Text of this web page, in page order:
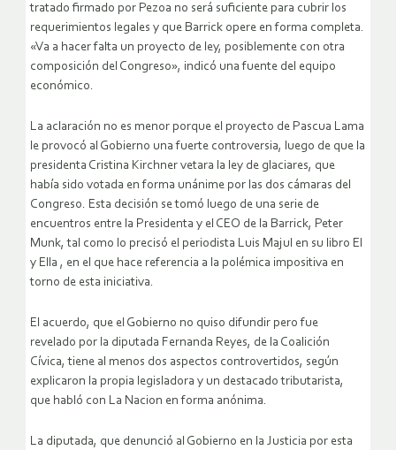
tratado firmado por Pezoa no será suficiente para cubrir los
requerimientos legales y que Barrick opere en forma completa.
«Va a hacer falta un proyecto de ley, posiblemente con otra
composición del Congreso», indicó una fuente del equipo
económico.
La aclaración no es menor porque el proyecto de Pascua Lama
le provocó al Gobierno una fuerte controversia, luego de que la
presidenta Cristina Kirchner vetara la ley de glaciares, que
había sido votada en forma unánime por las dos cámaras del
Congreso. Esta decisión se tomó luego de una serie de
encuentros entre la Presidenta y el CEO de la Barrick, Peter
Munk, tal como lo precisó el periodista Luis Majul en su libro El
y Ella , en el que hace referencia a la polémica impositiva en
torno de esta iniciativa.
El acuerdo, que el Gobierno no quiso difundir pero fue
revelado por la diputada Fernanda Reyes, de la Coalición
Cívica, tiene al menos dos aspectos controvertidos, según
explicaron la propia legisladora y un destacado tributarista,
que habló con La Nacion en forma anónima.
La diputada, que denunció al Gobierno en la Justicia por esta